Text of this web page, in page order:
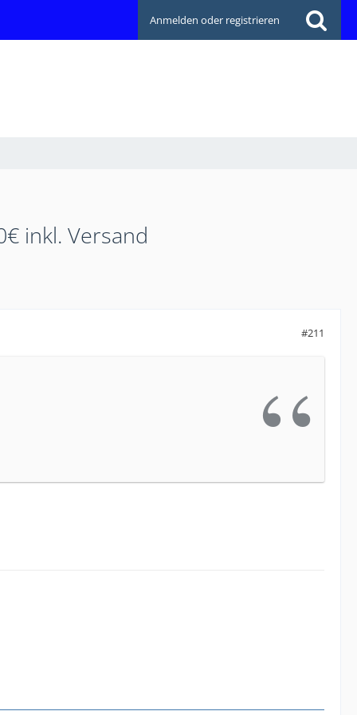
Anmelden oder registrieren
inkl. Versand
#211